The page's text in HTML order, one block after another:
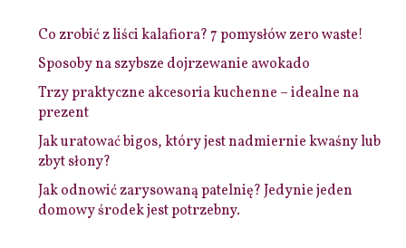
Co zrobić z liści kalafiora? 7 pomysłów zero waste!
Sposoby na szybsze dojrzewanie awokado
Trzy praktyczne akcesoria kuchenne – idealne na
prezent
Jak uratować bigos, który jest nadmiernie kwaśny lub
zbyt słony?
Jak odnowić zarysowaną patelnię? Jedynie jeden
domowy środek jest potrzebny.